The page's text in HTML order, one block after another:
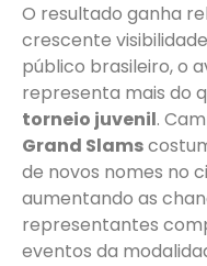
O resultado ganha
crescente
público brasileiro, o
representa mais do
torneio juvenil.
Grand Slams
de novos nomes no
aumentando as
representantes
eventos da